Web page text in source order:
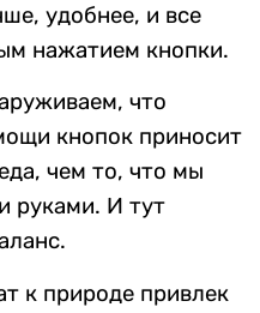
удобнее, и все
нажатием кнопки.
что
кнопок приносит
чем то, что мы
руками. И тут
к природе привлек